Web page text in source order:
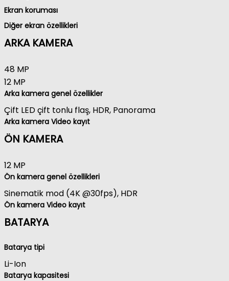
Ekran koruması
Diğer ekran özellikleri
ARKA KAMERA
48 MP
12 MP
Arka kamera genel özellikler
Çift LED çift tonlu flaş, HDR, Panorama
Arka kamera Video kayıt
ÖN KAMERA
12 MP
Ön kamera genel özellikleri
Sinematik mod (4K @30fps), HDR
Ön kamera Video kayıt
BATARYA
Batarya tipi
Li-Ion
Batarya kapasitesi